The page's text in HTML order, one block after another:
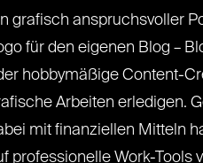
grafisch anspruchsvoller
für den eigenen Blog –
hobbymäßige Content-
Arbeiten erledigen.
mit finanziellen Mitteln
professionelle Work-Tools